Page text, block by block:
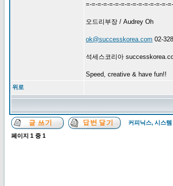
=-=-=-=-=-=-=-=-=-=-=-=-=-=-
오드리부장 / Audrey Oh
ok@successkorea.com 02-
석세스코리아
Speed, creative & have fun!!
위로
커피닉스, 시스
페이지 1 중 1